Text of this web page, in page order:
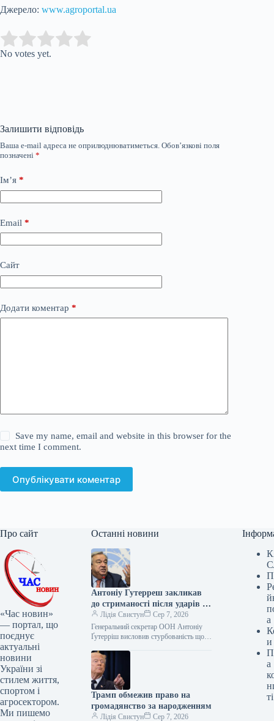
Джерело: www.agroportal.ua
Rate thisitem:
No votes yet.
Залишити відповідь
Ваша e-mail адреса не оприлюднюватиметься. Обов’язкові поля
позначені *
Ім’я *
Email *
Сайт
Додати коментар *
Save my name, email and website in this browser for the
next time I comment.
Опублікувати коментар
Про сайт
«Час новин»
— портал, що
поєднує
актуальні
новини
України зі
стилем життя,
спортом і
агросектором.
Ми пишемо
Останні новини
Антоніу Гутерреш закликав
до стриманості після ударів по
РосіїЛідія Свистун
Сер 7, 2026
Генеральний секретар ООН Антоніу
Ґутерріш висловив стурбованість щодо
удари по Росії та російські атаки на
Україну.…
Трамп обмежив право на
громадянство за народженням
Лідія Свистун Сер 7, 2026
а
и
а
ті